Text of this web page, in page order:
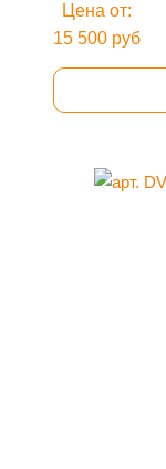
Цена от:
15 500 руб